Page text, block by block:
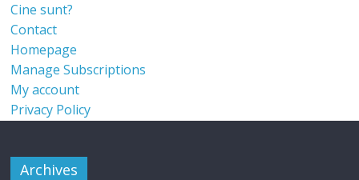
Cine sunt?
Contact
Homepage
Manage Subscriptions
My account
Privacy Policy
Archives